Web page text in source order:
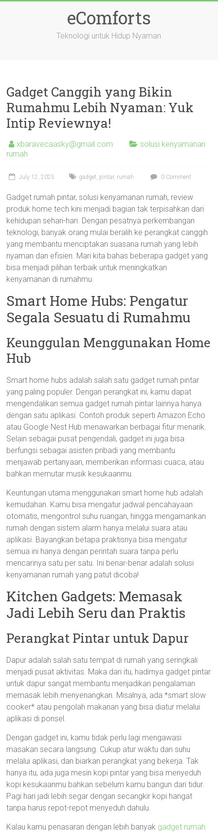
eComforts
Teknologi untuk Hidup Nyaman
Gadget Canggih yang Bikin
Rumahmu Lebih Nyaman: Yuk
Intip Reviewnya!
xbaravecaasky@gmail.com
solusi kenyamanan
rumah
July 12, 2025 gadget, pintar, rumah 0 Comment
Gadget rumah pintar, solusi kenyamanan rumah, review
produk home tech kini menjadi bagian tak terpisahkan dari
kehidupan sehari-hari. Dengan pesatnya perkembangan
teknologi, banyak orang mulai beralih ke perangkat canggih
yang membantu menciptakan suasana rumah yang lebih
nyaman dan efisien. Mari kita bahas beberapa gadget yang
bisa menjadi pilihan terbaik untuk meningkatkan
kenyamanan di rumahmu.
Smart Home Hubs: Pengatur
Segala Sesuatu di Rumahmu
Keunggulan Menggunakan Home
Hub
Smart home hubs adalah salah satu gadget rumah pintar
yang paling populer. Dengan perangkat ini, kamu dapat
mengendalikan semua gadget rumah pintar lainnya hanya
dengan satu aplikasi. Contoh produk seperti Amazon Echo
atau Google Nest Hub menawarkan berbagai fitur menarik.
Selain sebagai pusat pengendali, gadget ini juga bisa
berfungsi sebagai asisten pribadi yang membantu
menjawab pertanyaan, memberikan informasi cuaca, atau
bahkan memutar musik kesukaanmu.
Keuntungan utama menggunakan smart home hub adalah
kemudahan. Kamu bisa mengatur jadwal pencahayaan
otomatis, mengontrol suhu ruangan, hingga mengamankan
rumah dengan sistem alarm hanya melalui suara atau
aplikasi. Bayangkan betapa praktisnya bisa mengatur
semua ini hanya dengan perintah suara tanpa perlu
mencarinya satu per satu. Ini benar-benar adalah solusi
kenyamanan rumah yang patut dicoba!
Kitchen Gadgets: Memasak
Jadi Lebih Seru dan Praktis
Perangkat Pintar untuk Dapur
Dapur adalah salah satu tempat di rumah yang seringkali
menjadi pusat aktivitas. Maka dari itu, hadirnya gadget pintar
untuk dapur sangat membantu menjadikan pengalaman
memasak lebih menyenangkan. Misalnya, ada *smart slow
cooker* atau pengolah makanan yang bisa diatur melalui
aplikasi di ponsel.
Dengan gadget ini, kamu tidak perlu lagi mengawasi
masakan secara langsung. Cukup atur waktu dan suhu
melalui aplikasi, dan biarkan perangkat yang bekerja. Tak
hanya itu, ada juga mesin kopi pintar yang bisa menyeduh
kopi kesukaanmu bahkan sebelum kamu bangun dari tidur.
Pagi hari jadi lebih segar dengan secangkir kopi hangat
tanpa harus repot-repot menyeduh dahulu.
Kalau kamu penasaran dengan lebih banyak gadget rumah